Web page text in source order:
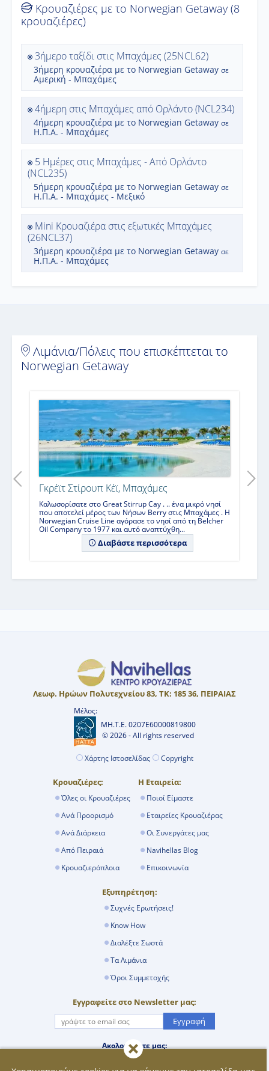
Κρουαζιέρες με το Norwegian Getaway (8
κρουαζιέρες)
3ήμερο ταξίδι στις Μπαχάμες (25NCL62)
3ήμερη κρουαζιέρα με το Norwegian Getaway σε
Αμερική - Μπαχάμες
4ήμερη στις Μπαχάμες από Ορλάντο (NCL234)
4ήμερη κρουαζιέρα με το Norwegian Getaway σε
Η.Π.Α. - Μπαχάμες
5 Ημέρες στις Μπαχάμες - Από Ορλάντο
(NCL235)
5ήμερη κρουαζιέρα με το Norwegian Getaway σε
Η.Π.Α. - Μπαχάμες - Μεξικό
Mini Κρουαζιέρα στις εξωτικές Μπαχάμες
(26NCL37)
3ήμερη κρουαζιέρα με το Norwegian Getaway σε
Η.Π.Α. - Μπαχάμες
Απόδραση στις Μαγευτικές Μπαχάμες
(25NCL63)
Παρθένες Νήσοι & Μπαχάμες - Από Ορλάντο
(NCL238)
7ήμερηκρουαζιέρα με τοNorwegian Getaway σε
Η.Π.Α. - Δομινικανή Δημοκρατία - Αμερικανικές
Παρθένοι Νήσοι - Βρετανικές Παρθένοι Νήσοι -
Μπαχάμες
Σύντομη απόδραση στις Μπαχάμες (26NCL38)
4ήμερηκρουαζιέρα με τοNorwegian Getaway σε
Η.Π.Α. - Μπαχάμες
Λιμάνια/Πόλεις που επισκέπτεται το
Norwegian Getaway
Γκρέϊτ Στίρουπ Κέϊ, Μπαχάμες
Καλωσορίσατε στο Great Stirrup Cay . .. ένα μικρό νησί
που αποτελεί μέρος των Νήσων Berry στις Μπαχάμες . Η
Norwegian Cruise Line αγόρασε το νησί από τη Belcher
Oil Company το 1977 και αυτό αναπτύχθη...
Διαβάστε περισσότερα
Λεωφ. Ηρώων Πολυτεχνείου 83, ΤΚ: 185 36, ΠΕΙΡΑΙΑΣ
Μέλος:
ΜΗ.Τ.Ε. 0207Ε60000819800
© 2026 - All rights reserved
Χάρτης Ιστοσελίδας Copyright
Κρουαζιέρες:
Όλες οι Κρουαζιέρες
Ανά Προορισμό
Ανά Διάρκεια
Από Πειραιά
Κρουαζιερόπλοια
Η Εταιρεία:
Ποιοί Είμαστε
Εταιρείες Κρουαζιέρας
Οι Συνεργάτες μας
Navihellas Blog
Επικοινωνία
Εξυπηρέτηση:
Συχνές Ερωτήσεις!
Know How
Διαλέξτε Σωστά
Τα Λιμάνια
Όροι Συμμετοχής
Εγγραφείτε στο Newsletter μας:
Εγγραφή
Ακολουθήστε μας: